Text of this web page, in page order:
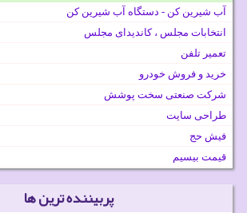
آب شیرین کن - دستگاه آب شیرین کن
انتخابات مجلس ، کاندیدای مجلس
تعمیر تلفن
خرید و فروش خودرو
شرکت صنعتی سخت پوشش
طراحی سایت
فیش حج
قیمت بیسیم
پربیننده ترین ها